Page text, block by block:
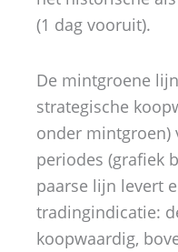
(1 dag vooruit).
De mintgroene
strategische
onder mintgroen)
periodes (grafiek
paarse lijn levert
tradingindicatie:
koopwaardig,